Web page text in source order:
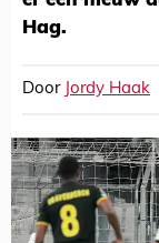
Hag.
Door Jordy Haak